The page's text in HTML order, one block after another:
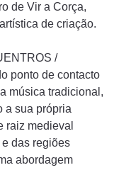
de Vir a Corça,
de criação.
/
ponto de contacto
música tradicional,
a sua própria
raiz medieval
das regiões
abordagem